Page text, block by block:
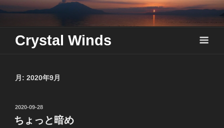
Skip
content
Crystal Winds
月: 2020年9月
投
稿
日:
2020-09-28
ちょっと暗め